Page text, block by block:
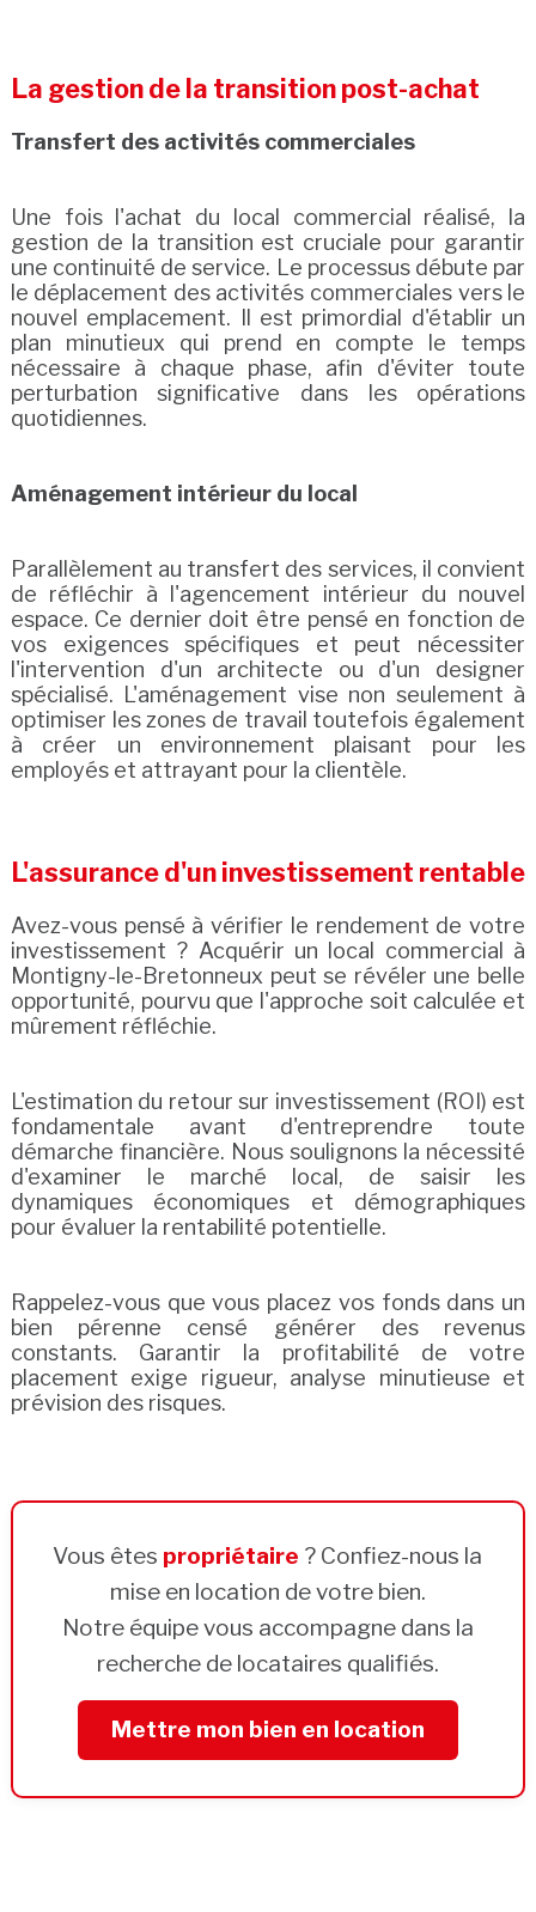
La gestion de la transition post-achat
Transfert des activités commerciales
Une fois l'achat du local commercial réalisé, la
gestion de la transition est cruciale pour garantir
une continuité de service. Le processus débute par
le déplacement des activités commerciales vers le
nouvel emplacement. Il est primordial d'établir un
plan minutieux qui prend en compte le temps
nécessaire à chaque phase, afin d'éviter toute
perturbation significative dans les opérations
quotidiennes.
Aménagement intérieur du local
Parallèlement au transfert des services, il convient
de réfléchir à l'agencement intérieur du nouvel
espace. Ce dernier doit être pensé en fonction de
vos exigences spécifiques et peut nécessiter
l'intervention d'un architecte ou d'un designer
spécialisé. L'aménagement vise non seulement à
optimiser les zones de travail toutefois également
à créer un environnement plaisant pour les
employés et attrayant pour la clientèle.
L'assurance d'un investissement rentable
Avez-vous pensé à vérifier le rendement de votre
investissement ? Acquérir un local commercial à
Montigny-le-Bretonneux peut se révéler une belle
opportunité, pourvu que l'approche soit calculée et
mûrement réfléchie.
L'estimation du retour sur investissement (ROI) est
fondamentale avant d'entreprendre toute
démarche financière. Nous soulignons la nécessité
d'examiner le marché local, de saisir les
dynamiques économiques et démographiques
pour évaluer la rentabilité potentielle.
Rappelez-vous que vous placez vos fonds dans un
bien pérenne censé générer des revenus
constants. Garantir la profitabilité de votre
placement exige rigueur, analyse minutieuse et
prévision des risques.
Vous êtes propriétaire ? Confiez-nous la
mise en location de votre bien.
Notre équipe vous accompagne dans la
recherche de locataires qualifiés.
Mettre mon bien en location